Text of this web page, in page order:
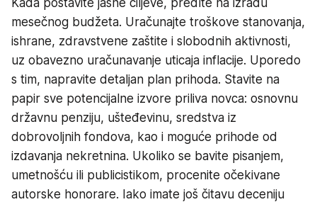
mesečnog budžeta. Uračunajte troškove stanovanja,
ishrane, zdravstvene zaštite i slobodnih aktivnosti,
uz obavezno uračunavanje uticaja inflacije. Uporedo
s tim, napravite detaljan plan prihoda. Stavite na
papir sve potencijalne izvore priliva novca: osnovnu
državnu penziju, ušteđevinu, sredstva iz
dobrovoljnih fondova, kao i moguće prihode od
izdavanja nekretnina. Ukoliko se bavite pisanjem,
umetnošću ili publicistikom, procenite očekivane
autorske honorare. Iako imate još čitavu deceniju